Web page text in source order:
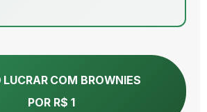
LUCRAR COM BROWNIES
POR R$ 1